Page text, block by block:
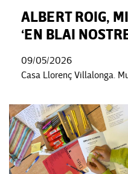
ALBERT ROIG,
‘EN BLAI
09/05/2026
Casa Llorenç Villalonga.